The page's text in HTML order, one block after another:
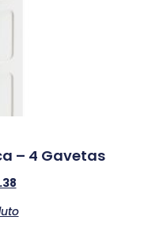
– 4 Gavetas